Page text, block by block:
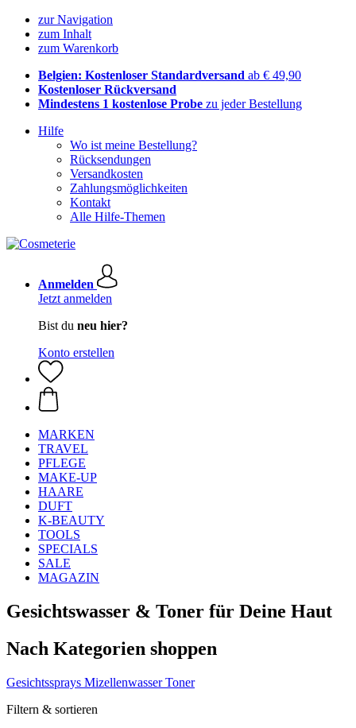
zur Navigation
zum Inhalt
zum Warenkorb
Belgien: Kostenloser Standardversand ab € 49,90
Kostenloser Rückversand
Mindestens 1 kostenlose Probe zu jeder Bestellung
Hilfe
Wo ist meine Bestellung?
Rücksendungen
Versandkosten
Zahlungsmöglichkeiten
Kontakt
Alle Hilfe-Themen
Anmelden
Jetzt anmelden
Bist du neu hier?
Konto erstellen
MARKEN
TRAVEL
PFLEGE
MAKE-UP
HAARE
DUFT
K-BEAUTY
TOOLS
SPECIALS
SALE
MAGAZIN
Gesichtswasser & Toner für Deine Haut
Nach Kategorien shoppen
Gesichtssprays Mizellenwasser Toner
Filtern & sortieren